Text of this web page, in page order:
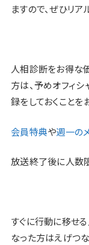
ますので、ぜひリア
人相診断をお得な
方は、予めオフィシ
録をしておくことを
会員特典や週一の
放送終了後に人数
すぐに行動に移せ
なった方はえげつ